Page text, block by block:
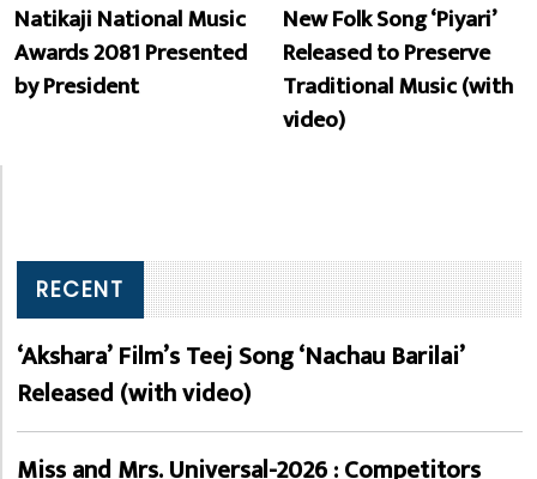
Natikaji National Music
Awards 2081 Presented
by President
New Folk Song ‘Piyari’
Released to Preserve
Traditional Music (with
video)
RECENT
‘Akshara’ Film’s Teej Song ‘Nachau Barilai’
Released (with video)
Miss and Mrs. Universal-2026 : Competitors